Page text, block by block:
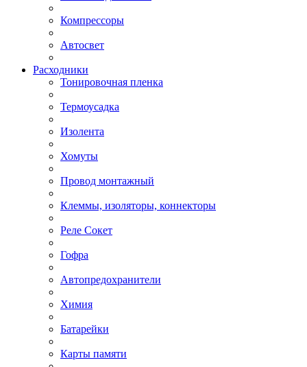
Компрессоры
Автосвет
Расходники
Тонировочная пленка
Термоусадка
Изолента
Хомуты
Провод монтажный
Клеммы, изоляторы, коннекторы
Реле Сокет
Гофра
Автопредохранители
Химия
Батарейки
Карты памяти